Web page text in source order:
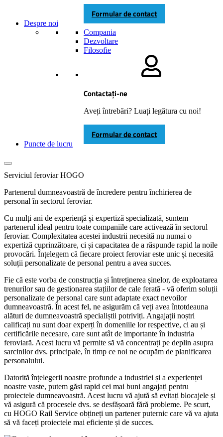
Formular de contact
Despre noi
Compania
Dezvoltare
Filosofie
Contactați-ne
Aveți întrebări? Luați legătura cu noi!
Formular de contact
Puncte de lucru
Serviciul feroviar HOGO
Partenerul dumneavoastră de încredere pentru închirierea de
personal în sectorul feroviar.
Cu mulți ani de experiență și expertiză specializată, suntem
partenerul ideal pentru toate companiile care activează în sectorul
feroviar. Complexitatea acestei industrii necesită nu numai o
expertiză cuprinzătoare, ci și capacitatea de a răspunde rapid la noile
provocări. Înțelegem că fiecare proiect feroviar este unic și necesită
soluții personalizate de personal pentru a avea succes.
Fie că este vorba de construcția și întreținerea șinelor, de exploatarea
trenurilor sau de gestionarea stațiilor de cale ferată - vă oferim soluții
personalizate de personal care sunt adaptate exact nevoilor
dumneavoastră. În acest fel, ne asigurăm că veți avea întotdeauna
alături de dumneavoastră specialiștii potriviți. Angajații noștri
calificați nu sunt doar experți în domeniile lor respective, ci au și
certificările necesare, care sunt atât de importante în industria
feroviară. Acest lucru vă permite să vă concentrați pe deplin asupra
sarcinilor dvs. principale, în timp ce noi ne ocupăm de planificarea
personalului.
Datorită înțelegerii noastre profunde a industriei și a experienței
noastre vaste, putem găsi rapid cei mai buni angajați pentru
proiectele dumneavoastră. Acest lucru vă ajută să evitați blocajele și
vă asigură că procesele dvs. se desfășoară fără probleme. Pe scurt,
cu HOGO Rail Service obțineți un partener puternic care vă va ajuta
să vă faceți proiectele mai eficiente și de succes.